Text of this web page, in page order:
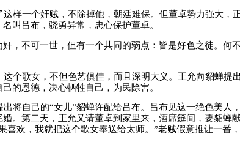
样一个奸贼，不除掉他，朝廷难保。但董卓势力强大，
叫吕布，骁勇异常，忠心保护董卓。
，不可一世，但有一个共同的弱点：皆是好色之徒。何不
个歌女，不但色艺俱佳，而且深明大义。王允向貂蝉提
的恩德，决心牺牲自己，为民除害。
将自己的“女儿”貂蝉许配给吕布。吕布见这一绝色美人
。第二天，王允又请董卓到家里来，酒席筵间，要貂蝉
喜欢，我就把这个歌女奉送给太师。”老贼假意推让一番